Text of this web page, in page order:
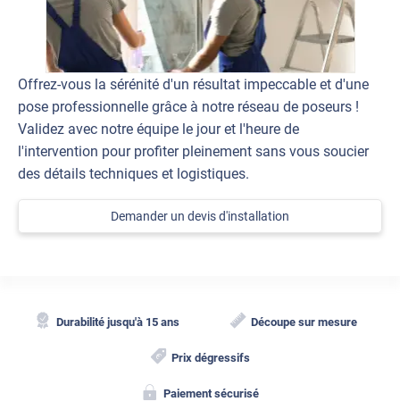
Offrez-vous la sérénité d'un résultat impeccable et d'une
pose professionnelle grâce à notre réseau de poseurs !
Validez avec notre équipe le jour et l'heure de
l'intervention pour profiter pleinement sans vous soucier
des détails techniques et logistiques.
Demander un devis d'installation
Durabilité jusqu'à 15 ans Découpe sur mesure
Prix dégressifs
Paiement sécurisé